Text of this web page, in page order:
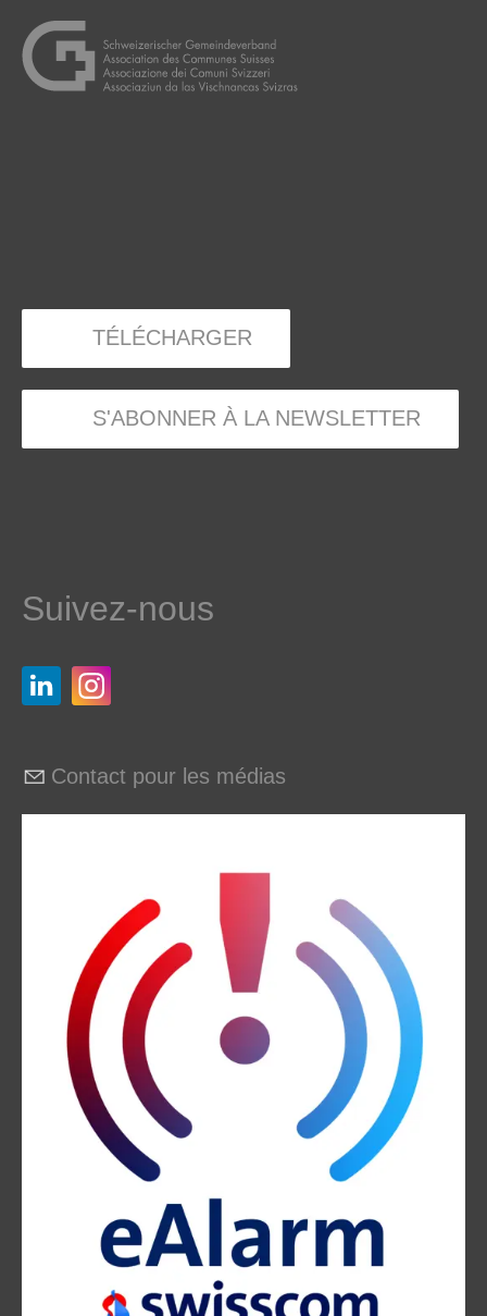
TÉLÉCHARGER
S'ABONNER À LA NEWSLETTER
Suivez-nous
Contact pour les médias